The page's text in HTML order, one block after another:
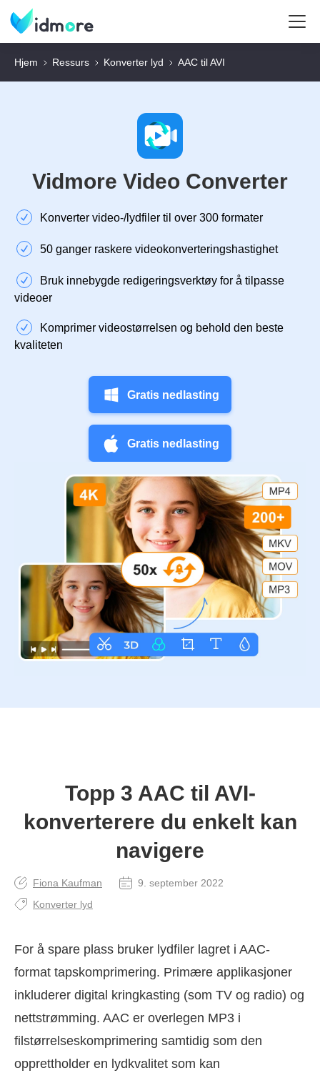
Hjem Ressurs Konverter lyd AAC til AVI
Vidmore Video Converter
Konverter video-/lydfiler til over 300 formater
50 ganger raskere videokonverteringshastighet
Bruk innebygde redigeringsverktøy for å tilpasse
videoer
Komprimer videostørrelsen og behold den beste
kvaliteten
Gratis nedlasting
Gratis nedlasting
Topp 3 AAC til AVI-
konverterere du enkelt kan
navigere
Fiona Kaufman
9. september 2022
Konverter lyd
For å spare plass bruker lydfiler lagret i AAC-
format tapskomprimering. Primære applikasjoner
inkluderer digital kringkasting (som TV og radio) og
nettstrømming. AAC er overlegen MP3 i
filstørrelseskomprimering samtidig som den
opprettholder en lydkvalitet som kan